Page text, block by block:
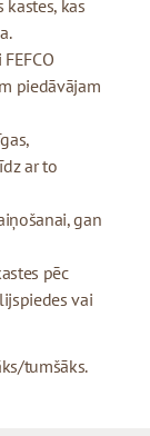
kas
piedāvājam
ar to
gan
pēc
vai
tumšāks.